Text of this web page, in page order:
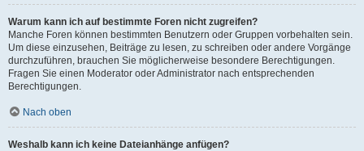
Warum kann ich auf bestimmte Foren nicht zugreifen?
Manche Foren können bestimmten Benutzern oder Gruppen vorbehalten sein.
Um diese einzusehen, Beiträge zu lesen, zu schreiben oder andere Vorgänge
durchzuführen, brauchen Sie möglicherweise besondere Berechtigungen.
Fragen Sie einen Moderator oder Administrator nach entsprechenden
Berechtigungen.
Nach oben
Weshalb kann ich keine Dateianhänge anfügen?